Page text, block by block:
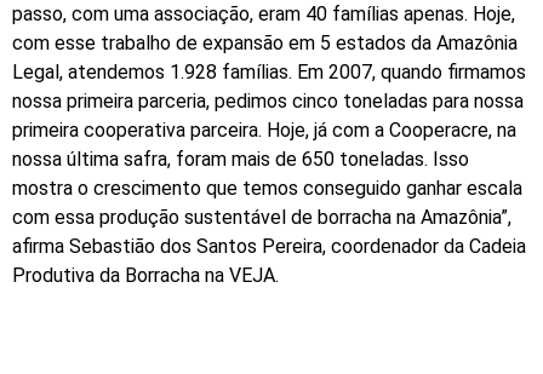
passo, com uma associação, eram 40 famílias apenas. Hoje,
com esse trabalho de expansão em 5 estados da Amazônia
Legal, atendemos 1.928 famílias. Em 2007, quando firmamos
nossa primeira parceria, pedimos cinco toneladas para nossa
primeira cooperativa parceira. Hoje, já com a Cooperacre, na
nossa última safra, foram mais de 650 toneladas. Isso
mostra o crescimento que temos conseguido ganhar escala
com essa produção sustentável de borracha na Amazônia”,
afirma Sebastião dos Santos Pereira, coordenador da Cadeia
Produtiva da Borracha na VEJA.